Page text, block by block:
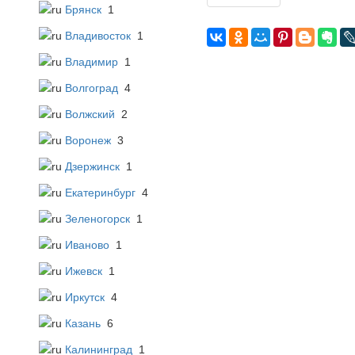
Брянск 1
Владивосток 1
Владимир 1
Волгоград 4
Волжский 2
Воронеж 3
Дзержинск 1
Екатеринбург 4
Зеленогорск 1
Иваново 1
Ижевск 1
Иркутск 4
Казань 6
Калининград 1